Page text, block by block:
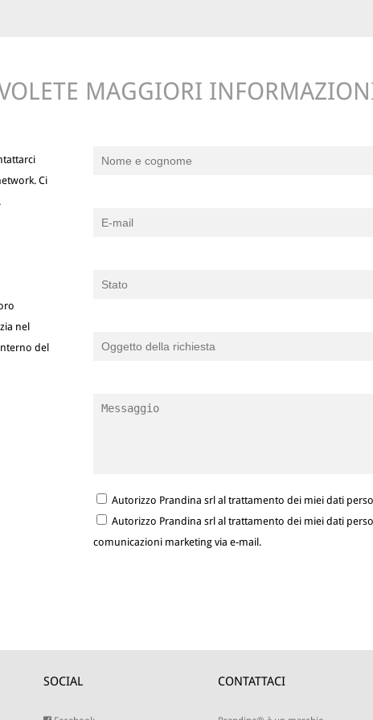
MAGGIORI
Autorizzo Prandina srl al trattamento dei miei dati
Autorizzo Prandina srl al trattamento dei miei dati
comunicazioni marketing via e-mail.
Ci
nel
del
SOCIAL CONTATTACI